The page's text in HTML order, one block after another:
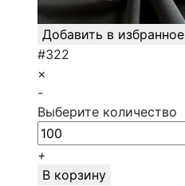
Добавить в избранное
#322
×
-
Выберите количество
+
В корзину